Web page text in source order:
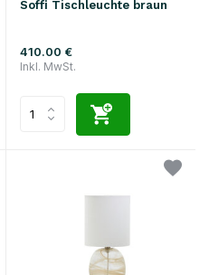
Soffi Tischleuchte braun
410.00 €
Inkl. MwSt.